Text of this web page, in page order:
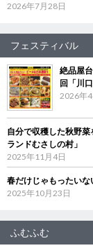
2026年7月28日
フェスティバル
絶品屋
回「川
2026年
自分で収穫した秋野
ランドむさしの村」
2025年11月4日
春だけじゃもったい
2025年10月23日
ふむふむ